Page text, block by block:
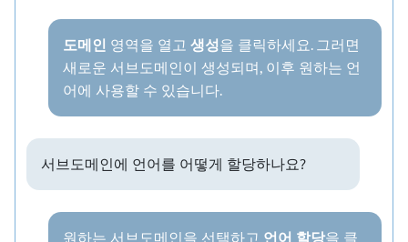
도메인 영역을 열고 생성을 클릭하세요. 그러면
새로운 서브도메인이 생성되며, 이후 원하는 언
어에 사용할 수 있습니다.
서브도메인에 언어를 어떻게 할당하나요?
원하는 서브도메인을 선택하고 언어 할당을 클